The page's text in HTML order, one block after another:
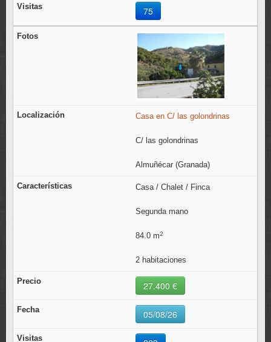
75
Casa en C/ las golondrinas
C/ las golondrinas
Almuñécar (Granada)
Casa / Chalet / Finca
Segunda mano
84.0 m2
2 habitaciones
27.400 €
05/08/26